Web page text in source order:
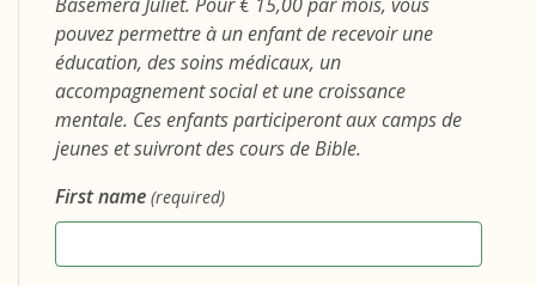
pouvez permettre à un enfant de recevoir une
éducation, des soins médicaux, un
accompagnement social et une croissance
mentale. Ces enfants participeront aux camps de
jeunes et suivront des cours de Bible.
First name (required)